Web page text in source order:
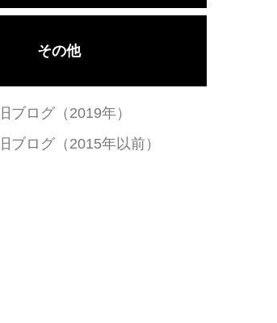
その他
旧ブログ（2019年）
旧ブログ（2015年以前）